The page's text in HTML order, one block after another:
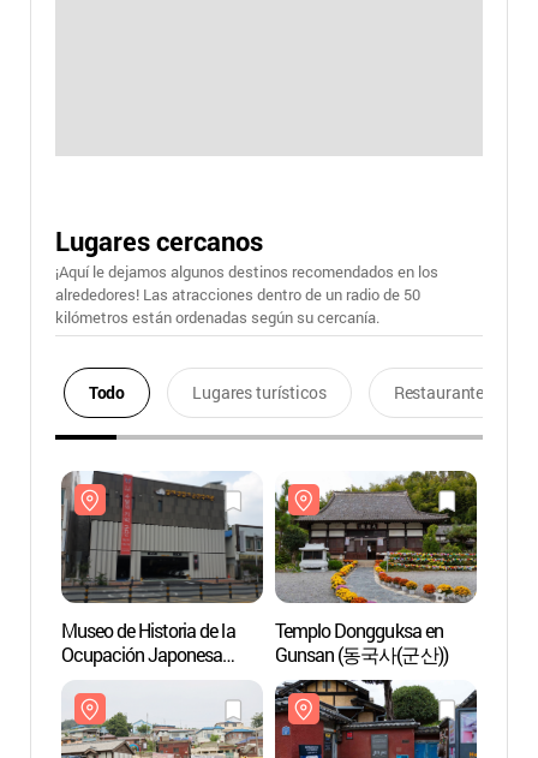
Lugares cercanos
¡Aquí le dejamos algunos destinos recomendados en los
alrededores! Las atracciones dentro de un radio de 50
kilómetros están ordenadas según su cercanía.
Todo Lugares turísticos Restaurantes
Museo de Historia de la
Ocupación Japonesa
(일제강점기 군산역사관)
Templo Dongguksa en
Gunsan (동국사(군산))